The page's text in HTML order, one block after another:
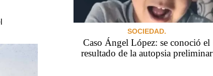
SOCIEDAD.
Caso Ángel López: se conoció el
resultado de la autopsia preliminar